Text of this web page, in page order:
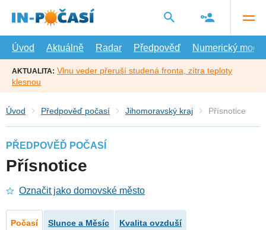
hlavní
Úvod
Aktuálně Radar Předpověď Numerický model
AKTUALITA: Vlnu veder přeruší studená fronta, zítra teploty
klesnou
Úvod Předpověď počasí Jihomoravský kraj Přísnotice
PŘEDPOVĚĎ POČASÍ
Přísnotice
Označit jako domovské město
Počasí Slunce a Měsíc Kvalita ovzduší